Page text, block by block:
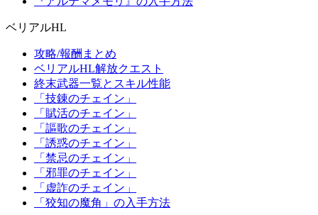
ベリアルHL
攻略/報酬まとめ
ベリアルHL解放クエスト
終末武器一覧とスキル性能
「技錬のチェイン」
「賦活のチェイン」
「謳歌のチェイン」
「誘惑のチェイン」
「禁忌のチェイン」
「邪罪のチェイン」
「虚詐のチェイン」
「狡知の魔角」の入手方法